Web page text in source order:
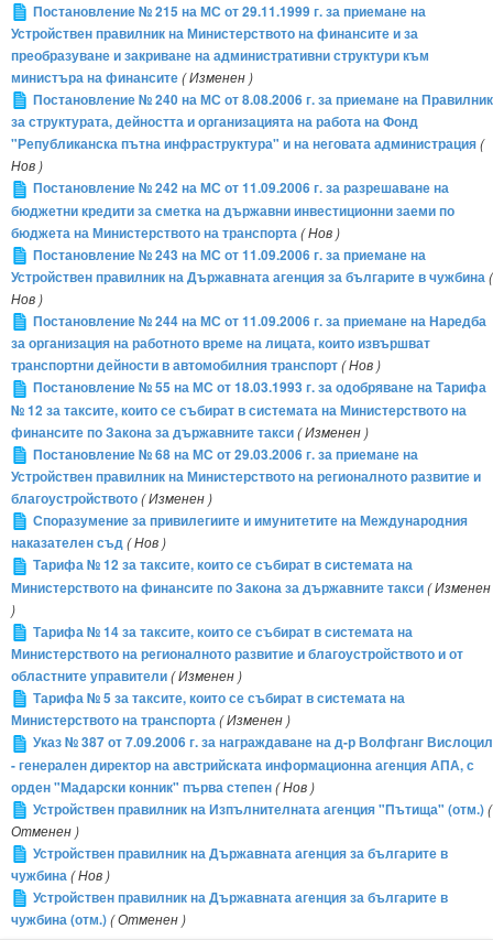
Постановление № 215 на МС от 29.11.1999 г. за приемане на
Устройствен правилник на Министерството на финансите и за
преобразуване и закриване на административни структури към
министъра на финансите( Изменен )
Постановление № 240 на МС от 8.08.2006 г. за приемане на Правилник
за структурата, дейността и организацията на работа на Фонд
"Републиканска пътна инфраструктура" и на неговата администрация(
Нов )
Постановление № 242 на МС от 11.09.2006 г. за разрешаване на
бюджетни кредити за сметка на държавни инвестиционни заеми по
бюджета на Министерството на транспорта( Нов )
Постановление № 243 на МС от 11.09.2006 г. за приемане на
Устройствен правилник на Държавната агенция за българите в чужбина(
Нов )
Постановление № 244 на МС от 11.09.2006 г. за приемане на Наредба
за организация на работното време на лицата, които извършват
транспортни дейности в автомобилния транспорт( Нов )
Постановление № 55 на МС от 18.03.1993 г. за одобряване на Тарифа
№ 12 за таксите, които се събират в системата на Министерството на
финансите по Закона за държавните такси( Изменен )
Постановление № 68 на МС от 29.03.2006 г. за приемане на
Устройствен правилник на Министерството на регионалното развитие и
благоустройството( Изменен )
Споразумение за привилегиите и имунитетите на Международния
наказателен съд( Нов )
Тарифа № 12 за таксите, които се събират в системата на
Министерството на финансите по Закона за държавните такси( Изменен
)
Тарифа № 14 за таксите, които се събират в системата на
Министерството на регионалното развитие и благоустройството и от
областните управители( Изменен )
Тарифа № 5 за таксите, които се събират в системата на
Министерството на транспорта( Изменен )
Указ № 387 от 7.09.2006 г. за награждаване на д-р Волфганг Вислоцил
- генерален директор на австрийската информационна агенция АПА, с
орден "Мадарски конник" първа степен( Нов )
Устройствен правилник на Изпълнителната агенция "Пътища" (отм.)(
Отменен )
Устройствен правилник на Държавната агенция за българите в
чужбина( Нов )
Устройствен правилник на Държавната агенция за българите в
чужбина (отм.)( Отменен )